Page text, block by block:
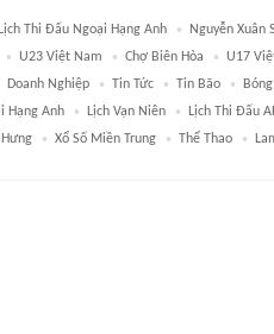
Lịch Thi Đấu Ngoại Hạng Anh Nguyễn Xuân
U23 Việt Nam Chợ Biên Hòa U17
Doanh Nghiệp Tin Tức Tin Bão
Hạng Anh Lịch Vạn Niên Lịch Thi Đấu
Xổ Số Miền Trung Thể Thao